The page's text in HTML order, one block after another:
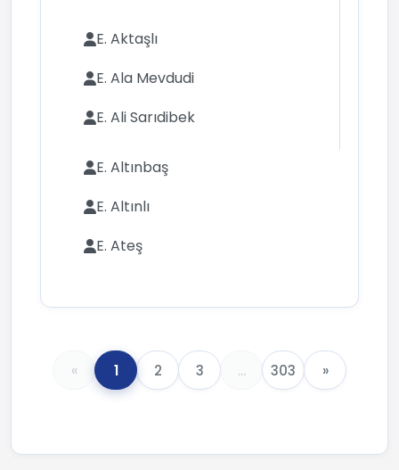
E. Aktaşlı
E. Ala Mevdudi
E. Ali Sarıdibek
E. Altınbaş
E. Altınlı
E. Ateş
« 1 2 3 ... 303 »